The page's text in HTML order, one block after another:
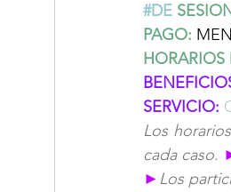
#DE
PAGO:
HORARIOS
SERVICIO:
Los
cada caso.
► Los